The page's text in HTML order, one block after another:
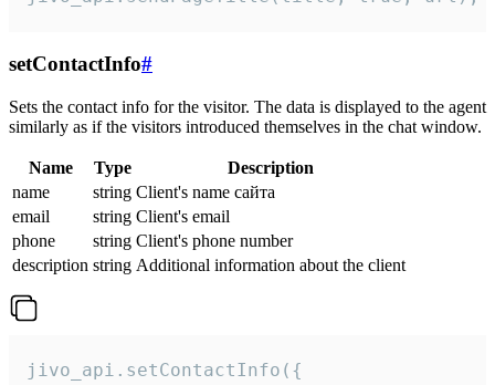
setContactInfo#
Sets the contact info for the visitor. The data is displayed to the agent
similarly as if the visitors introduced themselves in the chat window.
Name Type
Description
name
string Client's name сайта
email
string Client's email
phone
string Client's phone number
description string Additional information about the client
jivo_api.setContactInfo({